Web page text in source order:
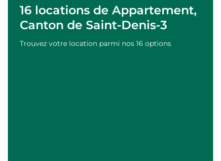
16 locations de Appartement,
Canton de Saint-Denis-3
Trouvez votre location parmi nos 16 options